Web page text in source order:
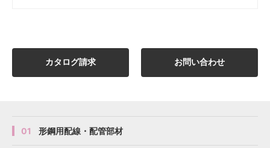
カタログ請求 お問い合わせ
01 形鋼用配線・配管部材